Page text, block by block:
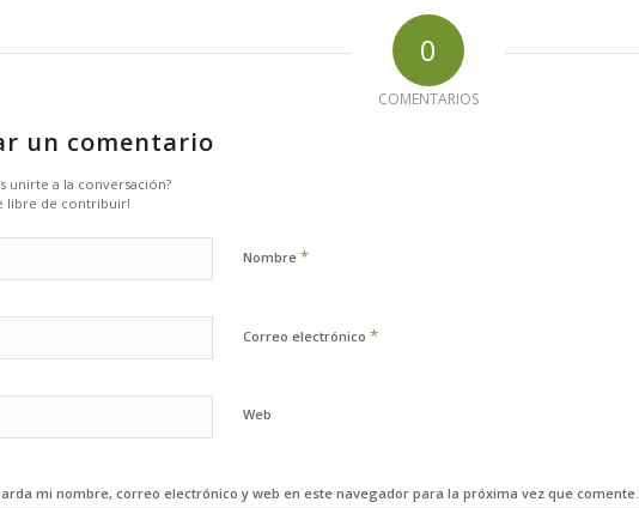
0
COMENTARIOS
un comentario
unirte a la conversación?
libre de contribuir!
Nombre *
Correo electrónico *
Web
mi nombre, correo electrónico y web en este navegador para la próxima vez que comente.